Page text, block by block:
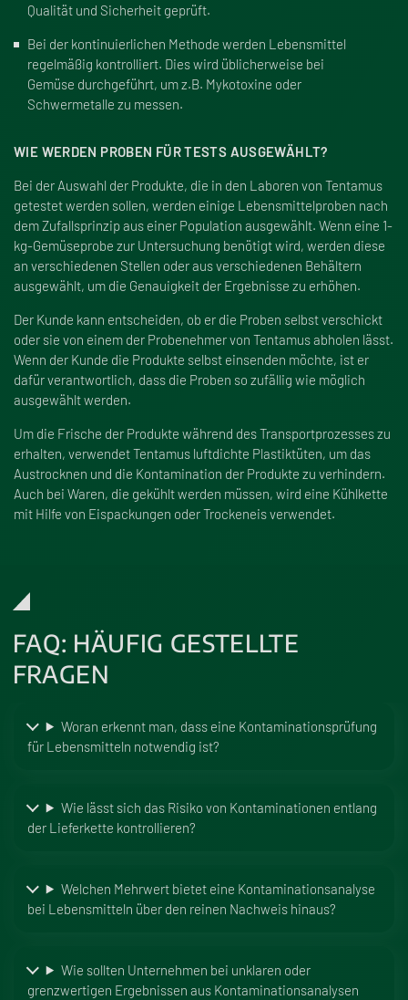
Qualität und Sicherheit geprüft.
Bei der kontinuierlichen Methode werden Lebensmittel
regelmäßig kontrolliert. Dies wird üblicherweise bei
Gemüse durchgeführt, um z.B. Mykotoxine oder
Schwermetalle zu messen.
WIE WERDEN PROBEN FÜR TESTS AUSGEWÄHLT?
Bei der Auswahl der Produkte, die in den Laboren von Tentamus
getestet werden sollen, werden einige Lebensmittelproben nach
dem Zufallsprinzip aus einer Population ausgewählt. Wenn eine 1-
kg-Gemüseprobe zur Untersuchung benötigt wird, werden diese
an verschiedenen Stellen oder aus verschiedenen Behältern
ausgewählt, um die Genauigkeit der Ergebnisse zu erhöhen.
Der Kunde kann entscheiden, ob er die Proben selbst verschickt
oder sie von einem der Probenehmer von Tentamus abholen lässt.
Wenn der Kunde die Produkte selbst einsenden möchte, ist er
dafür verantwortlich, dass die Proben so zufällig wie möglich
ausgewählt werden.
Um die Frische der Produkte während des Transportprozesses zu
erhalten, verwendet Tentamus luftdichte Plastiktüten, um das
Austrocknen und die Kontamination der Produkte zu verhindern.
Auch bei Waren, die gekühlt werden müssen, wird eine Kühlkette
mit Hilfe von Eispackungen oder Trockeneis verwendet.
FAQ: HÄUFIG GESTELLTE
FRAGEN
Woran erkennt man, dass eine Kontaminationsprüfung
für Lebensmitteln notwendig ist?
Wie lässt sich das Risiko von Kontaminationen entlang
der Lieferkette kontrollieren?
Welchen Mehrwert bietet eine Kontaminationsanalyse
bei Lebensmitteln über den reinen Nachweis hinaus?
Wie sollten Unternehmen bei unklaren oder
grenzwertigen Ergebnissen aus Kontaminationsanalysen